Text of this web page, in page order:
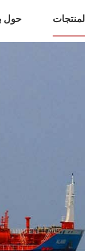
المنتجات حول